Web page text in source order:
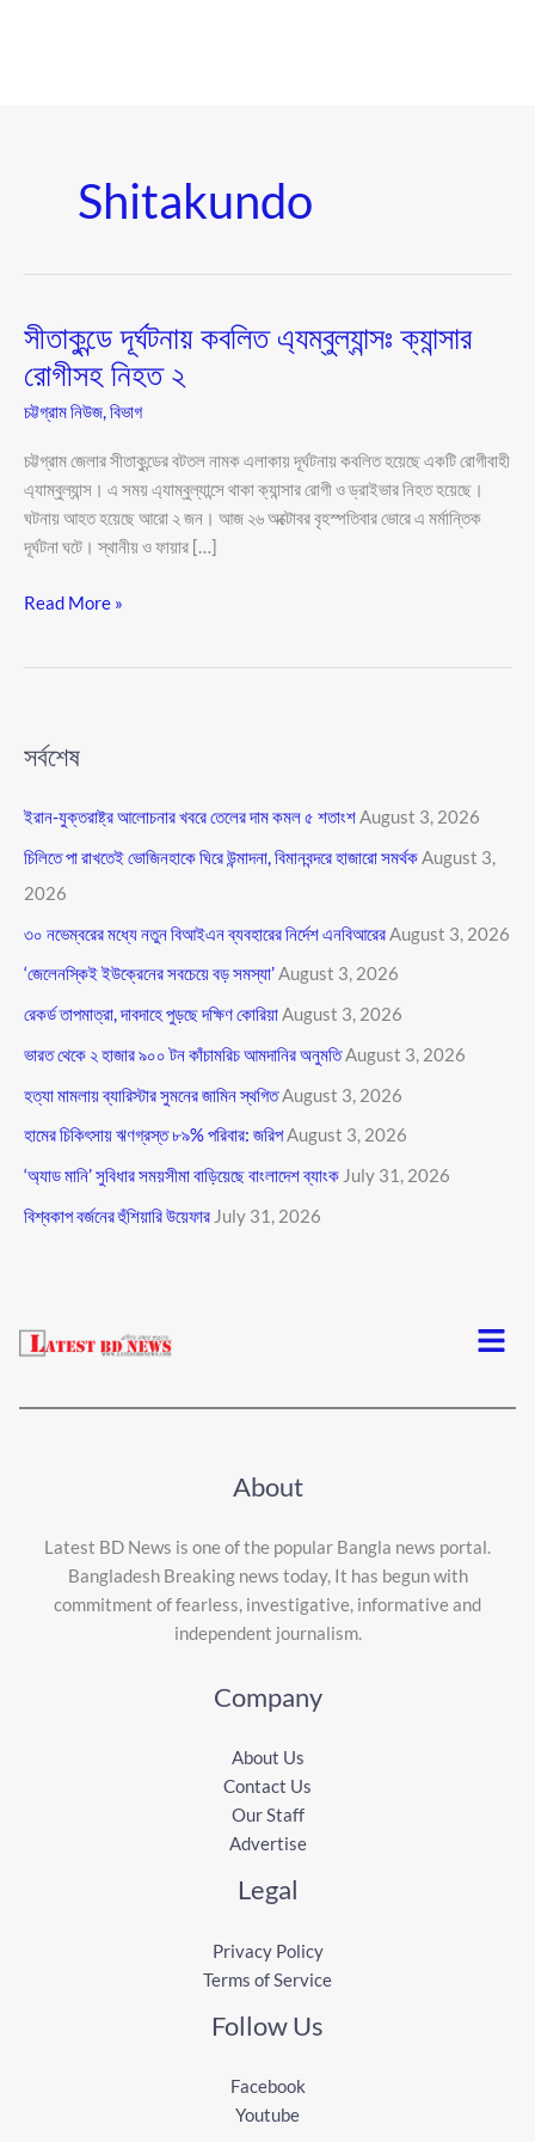
Shitakundo
সীতাকুন্ডে দূর্ঘটনায় কবলিত এ্যম্বুল্যান্সঃ ক্যান্সার
রোগীসহ নিহত ২
চট্টগ্রাম নিউজ,বিভাগ
চট্টগ্রাম জেলার সীতাকুন্ডের বটতল নামক এলাকায় দূর্ঘটনায় কবলিত হয়েছে একটি রোগীবাহী
এ্যাম্বুল্যান্স। এ সময় এ্যাম্বুল্যান্সে থাকা ক্যান্সার রোগী ও ড্রাইভার নিহত হয়েছে।
ঘটনায় আহত হয়েছে আরো ২ জন। আজ ২৬ অক্টোবর বৃহস্পতিবার ভোরে এ মর্মান্তিক
দূর্ঘটনা ঘটে। স্থানীয় ও ফায়ার […]
সীতাকুন্ডে
দূর্ঘটনায়
কবলিত
এ্যম্বুল্যান্সঃ
রোগীসহ
নিহত
Read More »
সর্বশেষ
ইরান-যুক্তরাষ্ট্র আলোচনার খবরে তেলের দাম কমল ৫ শতাংশAugust 3, 2026
চিলিতে পা রাখতেই ভোজিনহাকে ঘিরে উন্মাদনা, বিমানবন্দরে হাজারো সমর্থকAugust 3,
2026
৩০ নভেম্বরের মধ্যে নতুন বিআইএন ব্যবহারের নির্দেশ এনবিআরের August 3, 2026
‘জেলেনস্কিই ইউক্রেনের সবচেয়ে বড় সমস্যা’August 3, 2026
রেকর্ড তাপমাত্রা, দাবদাহে পুড়ছে দক্ষিণ কোরিয়াAugust 3, 2026
ভারত থেকে ২ হাজার ৯০০ টন কাঁচামরিচ আমদানির অনুমতিAugust 3, 2026
হত্যা মামলায় ব্যারিস্টার সুমনের জামিন স্থগিত August 3, 2026
হামের চিকিৎসায় ঋণগ্রস্ত ৮৯% পরিবার: জরিপAugust 3, 2026
‘অ্যাড মানি’ সুবিধার সময়সীমা বাড়িয়েছে বাংলাদেশ ব্যাংক July 31, 2026
বিশ্বকাপ বর্জনের হুঁশিয়ারি উয়েফার July 31, 2026
Menu
About
Latest BD News is one of the popular Bangla news portal.
Bangladesh Breaking news today, It has begun with
commitment of fearless, investigative, informative and
independent journalism.
Company
About Us
Contact Us
Our Staff
Advertise
Legal
Privacy Policy
Terms of Service
Follow Us
Facebook
Youtube